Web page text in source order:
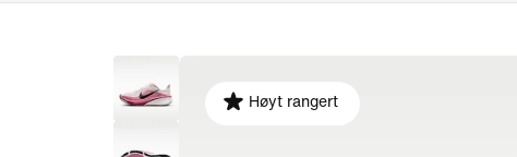
Høyt rangert